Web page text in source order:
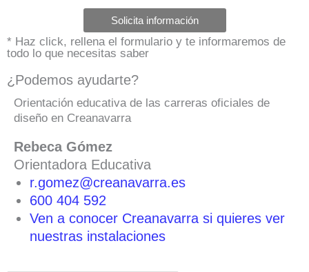
Solicita información
* Haz click, rellena el formulario y te informaremos de
todo lo que necesitas saber
¿Podemos ayudarte?
Orientación educativa de las carreras oficiales de
diseño en Creanavarra
Rebeca Gómez
Orientadora Educativa
r.gomez@creanavarra.es
600 404 592
Ven a conocer Creanavarra si quieres ver
nuestras instalaciones